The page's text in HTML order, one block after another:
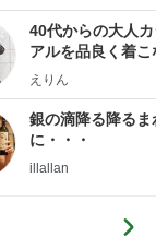
40代からの大人
アルを品良く着こ
ファッションブロ
えりん
銀の滴降る降るま
に・・・
illallan